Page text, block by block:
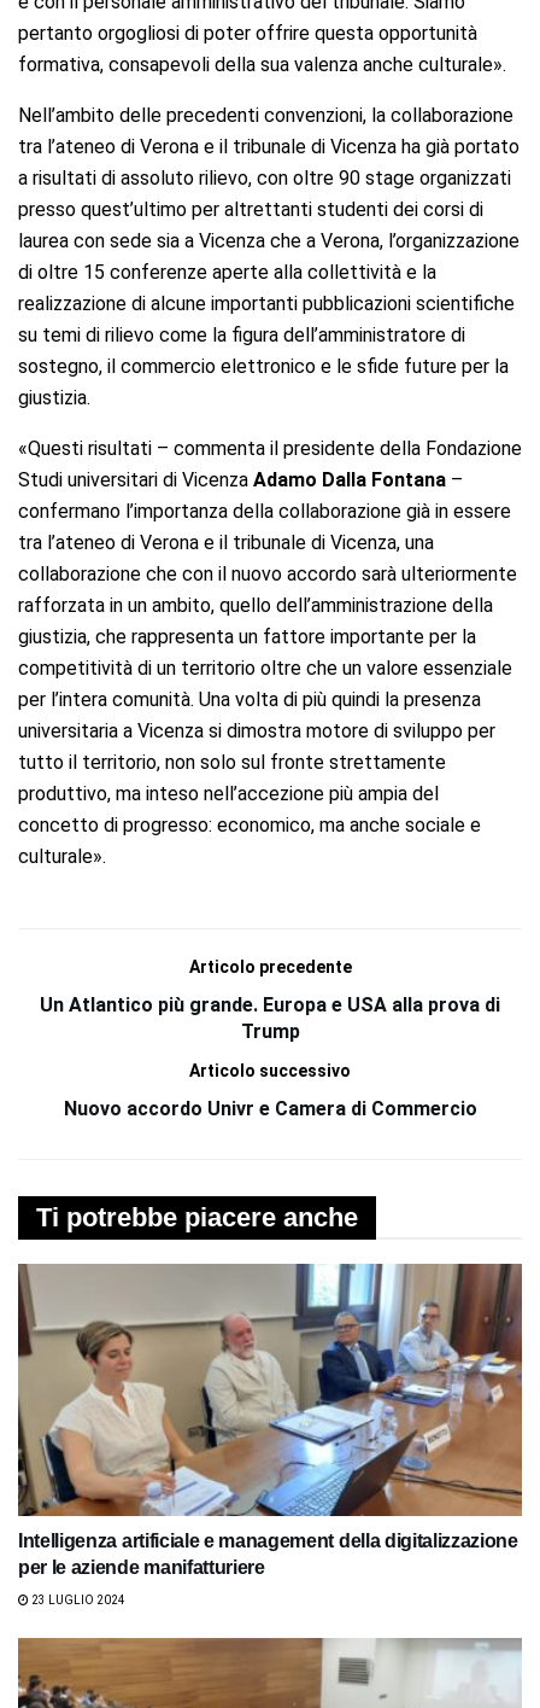
pertanto orgogliosi di poter offrire questa opportunità
formativa, consapevoli della sua valenza anche culturale».
Nell’ambito delle precedenti convenzioni, la collaborazione
tra l’ateneo di Verona e il tribunale di Vicenza ha già portato
a risultati di assoluto rilievo, con oltre 90 stage organizzati
presso quest’ultimo per altrettanti studenti dei corsi di
laurea con sede sia a Vicenza che a Verona, l’organizzazione
di oltre 15 conferenze aperte alla collettività e la
realizzazione di alcune importanti pubblicazioni scientifiche
su temi di rilievo come la figura dell’amministratore di
sostegno, il commercio elettronico e le sfide future per la
giustizia.
«Questi risultati – commenta il presidente della Fondazione
Studi universitari di Vicenza Adamo Dalla Fontana –
confermano l’importanza della collaborazione già in essere
tra l’ateneo di Verona e il tribunale di Vicenza, una
collaborazione che con il nuovo accordo sarà ulteriormente
rafforzata in un ambito, quello dell’amministrazione della
giustizia, che rappresenta un fattore importante per la
competitività di un territorio oltre che un valore essenziale
per l’intera comunità. Una volta di più quindi la presenza
universitaria a Vicenza si dimostra motore di sviluppo per
tutto il territorio, non solo sul fronte strettamente
produttivo, ma inteso nell’accezione più ampia del
concetto di progresso: economico, ma anche sociale e
culturale».
Articolo precedente
Un Atlantico più grande. Europa e USA alla prova di
Trump
Articolo successivo
Nuovo accordo Univr e Camera di Commercio
Ti potrebbe piacere anche
Intelligenza artificiale e management della digitalizzazione
per le aziende manifatturiere
23 LUGLIO 2024